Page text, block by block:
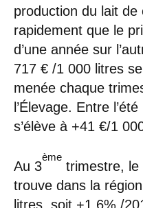
production du lait
rapidement que le
d’une année sur
717 € /1 000 litres
menée chaque
l’Élevage. Entre
s’élève à +41 €/1
Au 3
ème
trimestre, le
trouve dans la
litres, soit +1,6% /